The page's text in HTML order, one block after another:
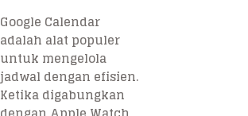
Google Calendar
adalah alat populer
untuk mengelola
jadwal dengan efisien.
Ketika digabungkan